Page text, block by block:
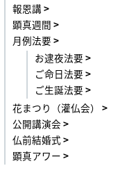
報恩講
顕真週間
月例法要
お逮夜法要
ご命日法要
ご生誕法要
花まつり（灌仏会）
公開講演会
仏前結婚式
顕真アワー